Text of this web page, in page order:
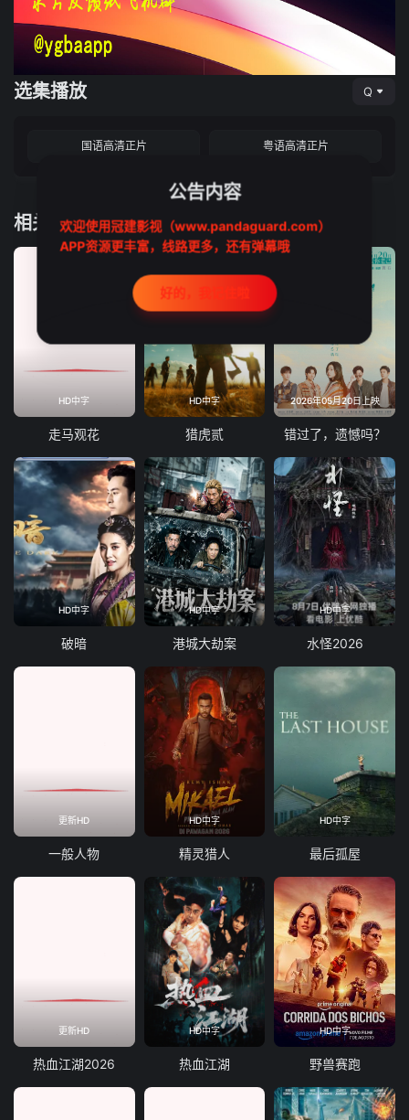
选集播放 Q
国语高清正片 粤语高清正片
相关推荐
HD中字
走马观花
HD中字
猎虎贰
2026年05月20日上映
错过了，遗憾吗？
HD中字
破暗
HD中字
港城大劫案
HD中字
水怪2026
更新HD
一般人物
HD中字
精灵猎人
HD中字
最后孤屋
更新HD
热血江湖2026
HD中字
热血江湖
HD中字
野兽赛跑
公告内容
欢迎使用冠建影视（www.pandaguard.com）
APP资源更丰富，线路更多，还有弹幕哦
好的，我记住啦